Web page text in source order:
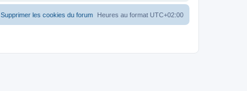
Heures au format UTC+02:00
Supprimer les cookies du forum